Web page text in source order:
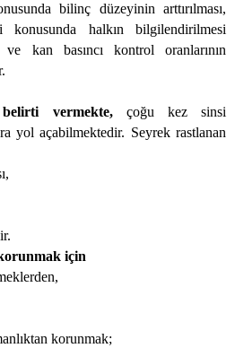
bilinç düzeyinin arttırılması,
halkın bilgilendirilmesi
kan basıncı kontrol oranlarının
vermekte,çoğu kez sinsi
yol açabilmektedir. Seyrek rastlanan
için
korunmak;